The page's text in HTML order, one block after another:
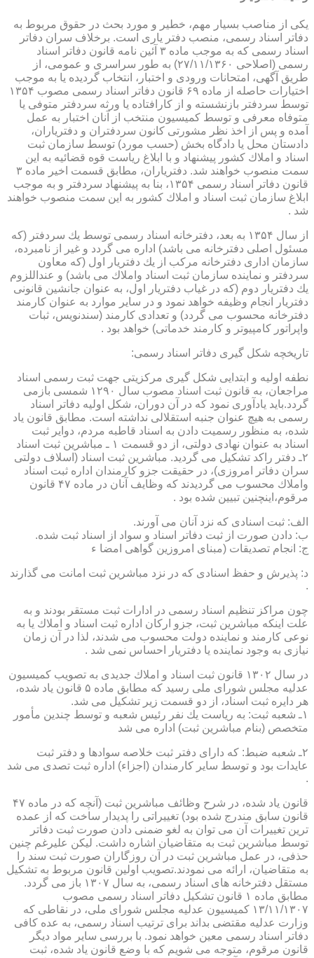
یكی از مناصب بسیار مهم، خطیر و مورد بحث در حقوق مربوط به
دفاتر اسناد رسمی، منصب دفتر یاری است. برخلاف سران دفاتر
اسناد رسمی كه به موجب ماده ۳ آئین نامه قانون دفاتر اسناد
رسمی (اصلاحی ۲۷/۱۱/۱۳۶۰) به طور سراسری و عمومی، از
طریق آگهی، امتحانات ورودی و اختبار، انتخاب گردیده یا به موجب
اختیارات حاصله از ماده ۶۹ قانون دفاتر اسناد رسمی مصوب ۱۳۵۴
توسط سردفتر بازنشسته و از كارافتاده یا ورثه سردفتر متوفی یا
متوفاه معرفی و توسط كمیسیون منتخب از آنان اختبار به عمل
آمده و پس از اخذ نظر مشورتی كانون سردفتران و دفتریاران،
دادستان محل یا دادگاه بخش (حسب مورد) توسط سازمان ثبت
اسناد و املاك كشور پیشنهاد و با ابلاغ ریاست قوه قضائیه به این
سمت منصوب خواهند شد. دفتریاران، مطابق قسمت اخیر ماده ۳
قانون دفاتر اسناد رسمی ۱۳۵۴، بنا به پیشنهاد سردفتر و به موجب
ابلاغ سازمان ثبت اسناد و املاك كشور به این سمت منصوب خواهند
شد .
از سال ۱۳۵۴ به بعد، دفترخانه اسناد رسمی توسط یك سردفتر (كه
مسئول اصلی دفترخانه می باشد) اداره می گردد و غیر از نامبرده،
سازمان اداری دفترخانه مركب از یك دفتریار اول (كه معاون
سردفتر و نماینده سازمان ثبت اسناد واملاك می باشد) و عنداللزوم
یك دفتریار دوم (كه در غیاب دفتریار اول، به عنوان جانشین قانونی
دفتریار انجام وظیفه خواهد نمود و در سایر موارد به عنوان كارمند
دفترخانه محسوب می گردد) و تعدادی كارمند (سندنویس، ثبات
واپراتور كامپیوتر و كارمند خدماتی) خواهد بود .
تاریخچه شكل گیری دفاتر اسناد رسمی:
نطفه اولیه و ابتدایی شكل گیری مركزیتی جهت ثبت رسمی اسناد
مراجعان، به قانون ثبت اسناد مصوب سال ۱۲۹۰ شمسی بازمی
گردد.باید یادآوری نمود كه در آن دوران، شكل اولیه دفاتر اسناد
رسمی به هیچ عنوان جنبه استقلالی نداشته است. مطابق قانون یاد
شده، به منظور رسمیت دادن به اسناد قاطبه مردم، دوایر ثبت
اسناد به عنوان نهادی دولتی، از دو قسمت ۱ ـ مباشرین ثبت اسناد
۲ـ دفتر راكد تشكیل می گردید. مباشرین ثبت اسناد (اسلاف دولتی
سران دفاتر امروزی)، در حقیقت جزو كارمندان اداره ثبت اسناد
واملاك محسوب می گردیدند كه وظایف آنان در ماده ۴۷ قانون
مرقوم،اینچنین تبیین شده بود .
الف: ثبت اسنادی كه نزد آنان می آورند.
ب: دادن صورت از ثبت دفاتر اسناد و سواد از اسناد ثبت شده.
ج: انجام تصدیقات (مبنای امروزین گواهی امضا ء
د: پذیرش و حفظ اسنادی كه در نزد مباشرین ثبت امانت می گذارند
.
چون مراكز تنظیم اسناد رسمی در ادارات ثبت مستقر بودند و به
علت اینكه مباشرین ثبت، جزو اركان اداره ثبت اسناد و املاك یا به
نوعی كارمند و نماینده دولت محسوب می شدند، لذا در آن زمان
نیازی به وجود نماینده یا دفتریار احساس نمی شد .
در سال ۱۳۰۲ قانون ثبت اسناد و املاك جدیدی به تصویب كمیسیون
عدلیه مجلس شورای ملی رسید كه مطابق ماده ۵ قانون یاد شده،
هر دایره ثبت اسناد، از دو قسمت زیر تشكیل می شد.
۱ـ شعبه ثبت: به ریاست یك نفر رئیس شعبه و توسط چندین مأمور
متخصص (بنام مباشرین ثبت) اداره می شد
۲ـ شعبه ضبط: كه دارای دفتر ثبت خلاصه سوادها و دفتر ثبت
عایدات بود و توسط سایر كارمندان (اجزاء) اداره ثبت تصدی می شد
.
قانون یاد شده، در شرح وظائف مباشرین ثبت (آنچه كه در ماده ۴۷
قانون سابق مندرج شده بود) تغییراتی را پدیدار ساخت كه از عمده
ترین تغییرات آن می توان به لغو ضمنی دادن صورت ثبت دفاتر
توسط مباشرین ثبت به متقاضیان اشاره داشت. لیكن علیرغم چنین
حذفی، در عمل مباشرین ثبت در آن روزگاران صورت ثبت سند را
به متقاضیان، ارائه می نمودند.تصویب اولین قانون مربوط به تشكیل
مستقل دفترخانه های اسناد رسمی، به سال ۱۳۰۷ باز می گردد.
مطابق ماده ۱ قانون تشكیل دفاتر اسناد رسمی مصوب
۱۳/۱۱/۱۳۰۷ كمیسیون عدلیه مجلس شورای ملی، در نقاطی كه
وزارت عدلیه مقتضی بداند برای ترتیب اسناد رسمی، به عده كافی
دفاتر اسناد رسمی معین خواهد نمود. با بررسی سایر مواد دیگر
قانون مرقوم، متوجه می شویم كه با وضع قانون یاد شده، ثبت